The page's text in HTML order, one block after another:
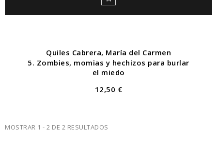
Quiles Cabrera, María del Carmen
5. Zombies, momias y hechizos para burlar
el miedo
12,50 €
MOSTRAR 1 - 2 DE 2 RESULTADOS